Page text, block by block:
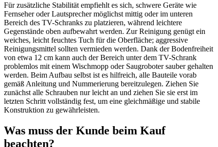
Für zusätzliche Stabilität empfiehlt es sich, schwere Geräte wie
Fernseher oder Lautsprecher möglichst mittig oder im unteren
Bereich des TV-Schranks zu platzieren, während leichtere
Gegenstände oben aufbewahrt werden. Zur Reinigung genügt ein
weiches, leicht feuchtes Tuch für die Oberfläche; aggressive
Reinigungsmittel sollten vermieden werden. Dank der Bodenfreiheit
von etwa 12 cm kann auch der Bereich unter dem TV-Schrank
problemlos mit einem Wischmopp oder Saugroboter sauber gehalten
werden. Beim Aufbau selbst ist es hilfreich, alle Bauteile vorab
gemäß Anleitung und Nummerierung bereitzulegen. Ziehen Sie
zunächst alle Schrauben nur leicht an und ziehen Sie sie erst im
letzten Schritt vollständig fest, um eine gleichmäßige und stabile
Konstruktion zu gewährleisten.
Was muss der Kunde beim Kauf
beachten?